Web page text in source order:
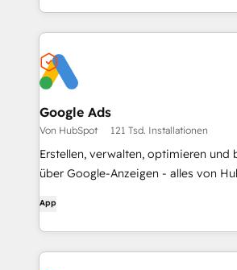
Google Ads
Von HubSpot 121 Tsd. Installationen
Erstellen, verwalten, optimieren und
über Google-Anzeigen - alles von
App